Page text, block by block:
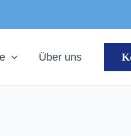
Über uns